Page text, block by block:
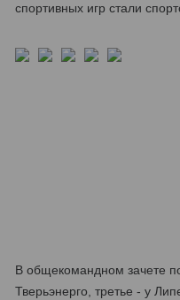
спортивных игр стали
В общекомандном зачете
Тверьэнерго, третье - у